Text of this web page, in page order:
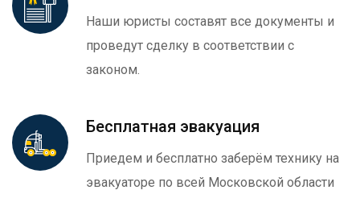
Наши юристы составят все документы и
проведут сделку в соответствии с
законом.
Бесплатная эвакуация
Приедем и бесплатно заберём технику на
эвакуаторе по всей Московской области